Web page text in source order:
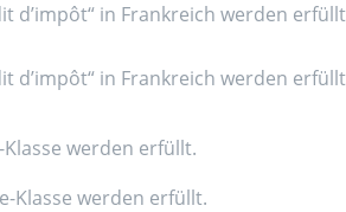
d’impôt“ in Frankreich werden
d’impôt“ in Frankreich werden
werden erfüllt.
Klasse werden erfüllt.